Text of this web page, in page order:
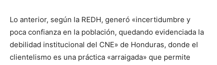
Lo anterior, según la REDH, generó «incertidumbre y
poca confianza en la población, quedando evidenciada la
debilidad institucional del CNE» de Honduras, donde el
clientelismo es una práctica «arraigada» que permite